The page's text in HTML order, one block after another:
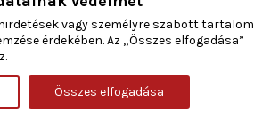
vagy személyre szabott tartalom
érdekében. Az „Összes elfogadása”
Összes elfogadása